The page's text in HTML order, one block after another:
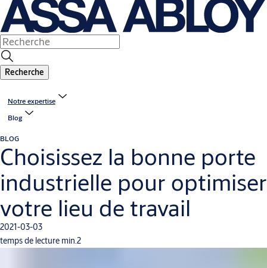
Recherche
Notre expertise
Blog
BLOG
Choisissez la bonne porte
industrielle pour optimiser
votre lieu de travail
2021-03-03
temps de lecture min.2